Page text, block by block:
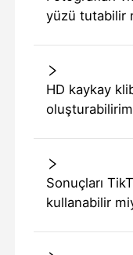
yüzü tutabilir
HD kaykay
Sonuçları
kullanabilir